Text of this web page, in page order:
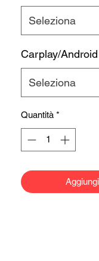
Seleziona
Carplay/
Seleziona
Quantità *